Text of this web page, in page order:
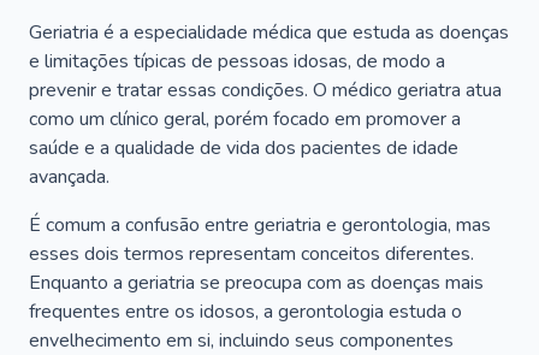
Geriatria é a especialidade médica que estuda as doenças
e limitações típicas de pessoas idosas, de modo a
prevenir e tratar essas condições. O médico geriatra atua
como um clínico geral, porém focado em promover a
saúde e a qualidade de vida dos pacientes de idade
avançada.
É comum a confusão entre geriatria e gerontologia, mas
esses dois termos representam conceitos diferentes.
Enquanto a geriatria se preocupa com as doenças mais
frequentes entre os idosos, a gerontologia estuda o
envelhecimento em si, incluindo seus componentes